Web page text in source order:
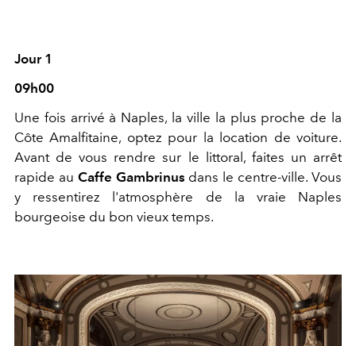
Jour 1
09h00
Une fois arrivé à Naples, la ville la plus proche de la
Côte Amalfitaine, optez pour la location de voiture.
Avant de vous rendre sur le littoral, faites un arrêt
rapide au Caffe Gambrinus dans le centre-ville. Vous
y ressentirez l'atmosphère de la vraie Naples
bourgeoise du bon vieux temps.